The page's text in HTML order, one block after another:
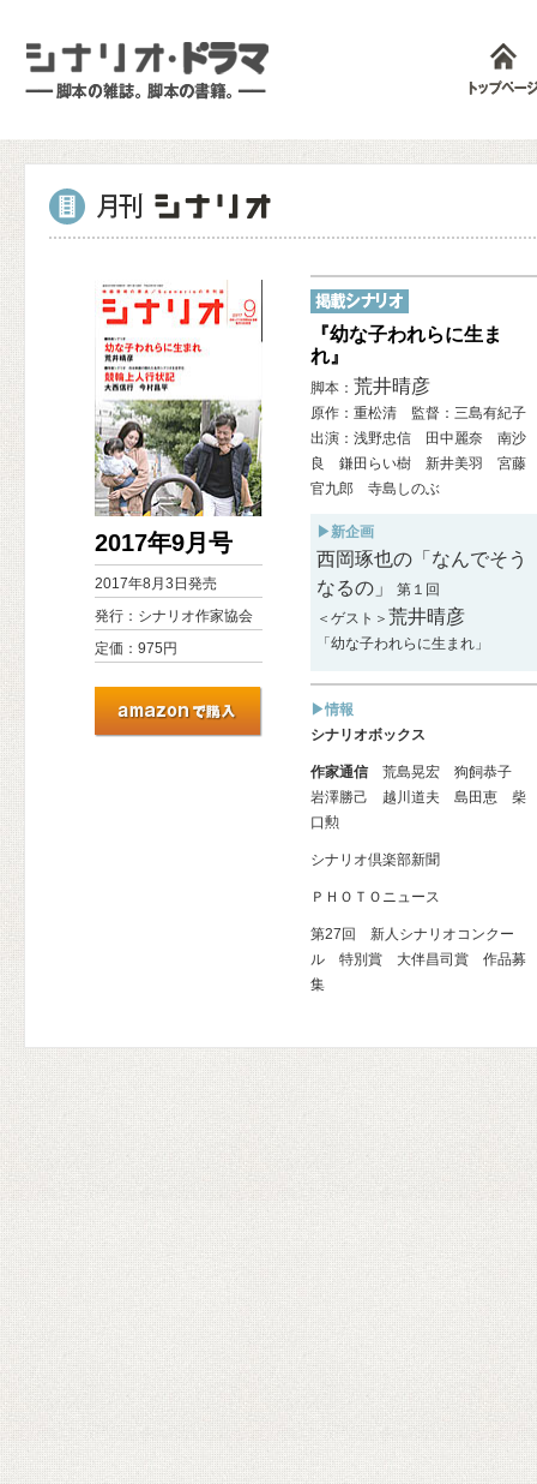
『幼な子われらに生ま
れ』
脚本： 荒井晴彦
原作：重松清 監督：三島有紀子
出演：浅野忠信 田中麗奈 南沙
良 鎌田らい樹 新井美羽 宮藤
官九郎 寺島しのぶ
▶新企画
西岡琢也の「なんでそう
なるの」
第１回
＜ゲスト＞ 荒井晴彦
「幼な子われらに生まれ」
▶情報
シナリオボックス
作家通信荒島晃宏 狗飼恭子
岩澤勝己 越川道夫 島田恵 柴
口勲
シナリオ倶楽部新聞
ＰＨＯＴＯニュース
第27回 新人シナリオコンクー
ル 特別賞 大伴昌司賞 作品募
集
2017年9月号
2017年8月3日発売
発行：シナリオ作家協会
定価：975円